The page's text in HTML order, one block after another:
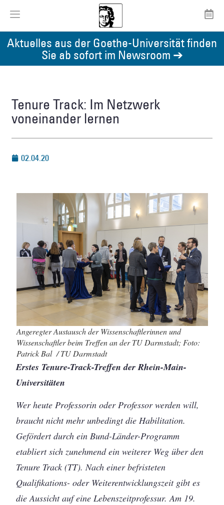
Aktuelles aus der Goethe-Universität finden
Sie ab sofort im Newsroom ➔
Tenure Track: Im Netzwerk
voneinander lernen
02.04.20
Angeregter Austausch der Wissenschaftlerinnen und
Wissenschaftler beim Treffen an der TU Darmstadt; Foto:
Patrick Bal / TU Darmstadt
Erstes Tenure-Track-Treffen der Rhein-Main-
Universitäten
Wer heute Professorin oder Professor werden will,
braucht nicht mehr unbedingt die Habilitation.
Gefördert durch ein Bund-Länder-Programm
etabliert sich zunehmend ein weiterer Weg über den
Tenure Track (TT). Nach einer befristeten
Qualifikations- oder Weiterentwicklungszeit gibt es
die Aussicht auf eine Lebenszeitprofessur. Am 19.